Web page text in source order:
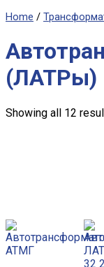
Home /
(ЛАТРы)
Showing all 12